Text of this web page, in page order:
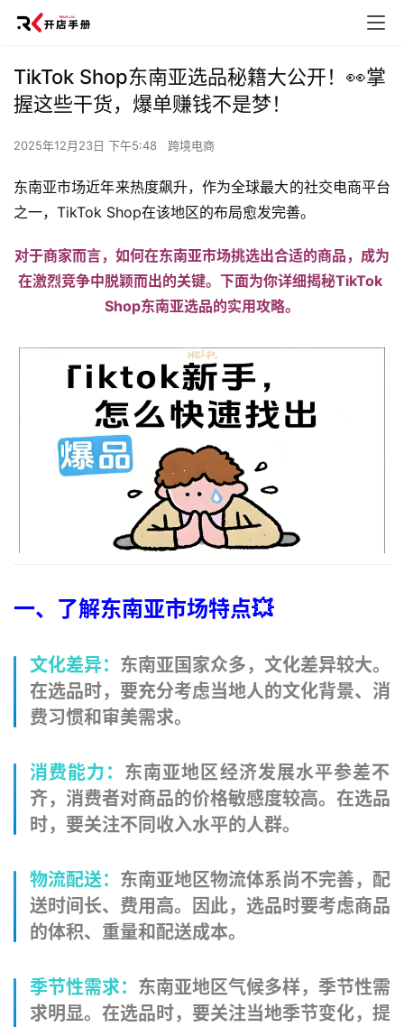
TikTok Shop东南亚选品秘籍大公开！👀掌
握这些干货，爆单赚钱不是梦！
2025年12月23日 下午5:48 跨境电商
东南亚市场近年来热度飙升，作为全球最大的社交电商平台
之一，TikTok Shop在该地区的布局愈发完善。
对于商家而言，如何在东南亚市场挑选出合适的商品，成为
在激烈竞争中脱颖而出的关键。下面为你详细揭秘TikTok
Shop东南亚选品的实用攻略。
一、了解东南亚市场特点💥
文化差异： 东南亚国家众多，文化差异较大。
在选品时，要充分考虑当地人的文化背景、消
费习惯和审美需求。
消费能力 ： 东南亚地区经济发展水平参差不
齐，消费者对商品的价格敏感度较高。在选品
时，要关注不同收入水平的人群。
物流配送： 东南亚地区物流体系尚不完善，配
送时间长、费用高。因此，选品时要考虑商品
的体积、重量和配送成本。
季节性需求： 东南亚地区气候多样，季节性需
求明显。在选品时，要关注当地季节变化，提